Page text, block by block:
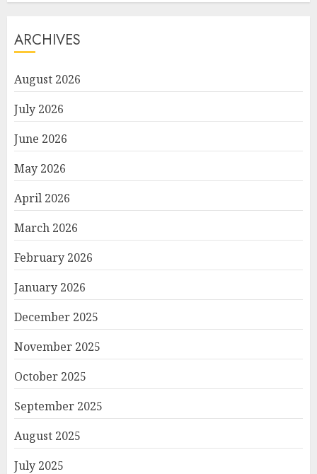
ARCHIVES
August 2026
July 2026
June 2026
May 2026
April 2026
March 2026
February 2026
January 2026
December 2025
November 2025
October 2025
September 2025
August 2025
July 2025